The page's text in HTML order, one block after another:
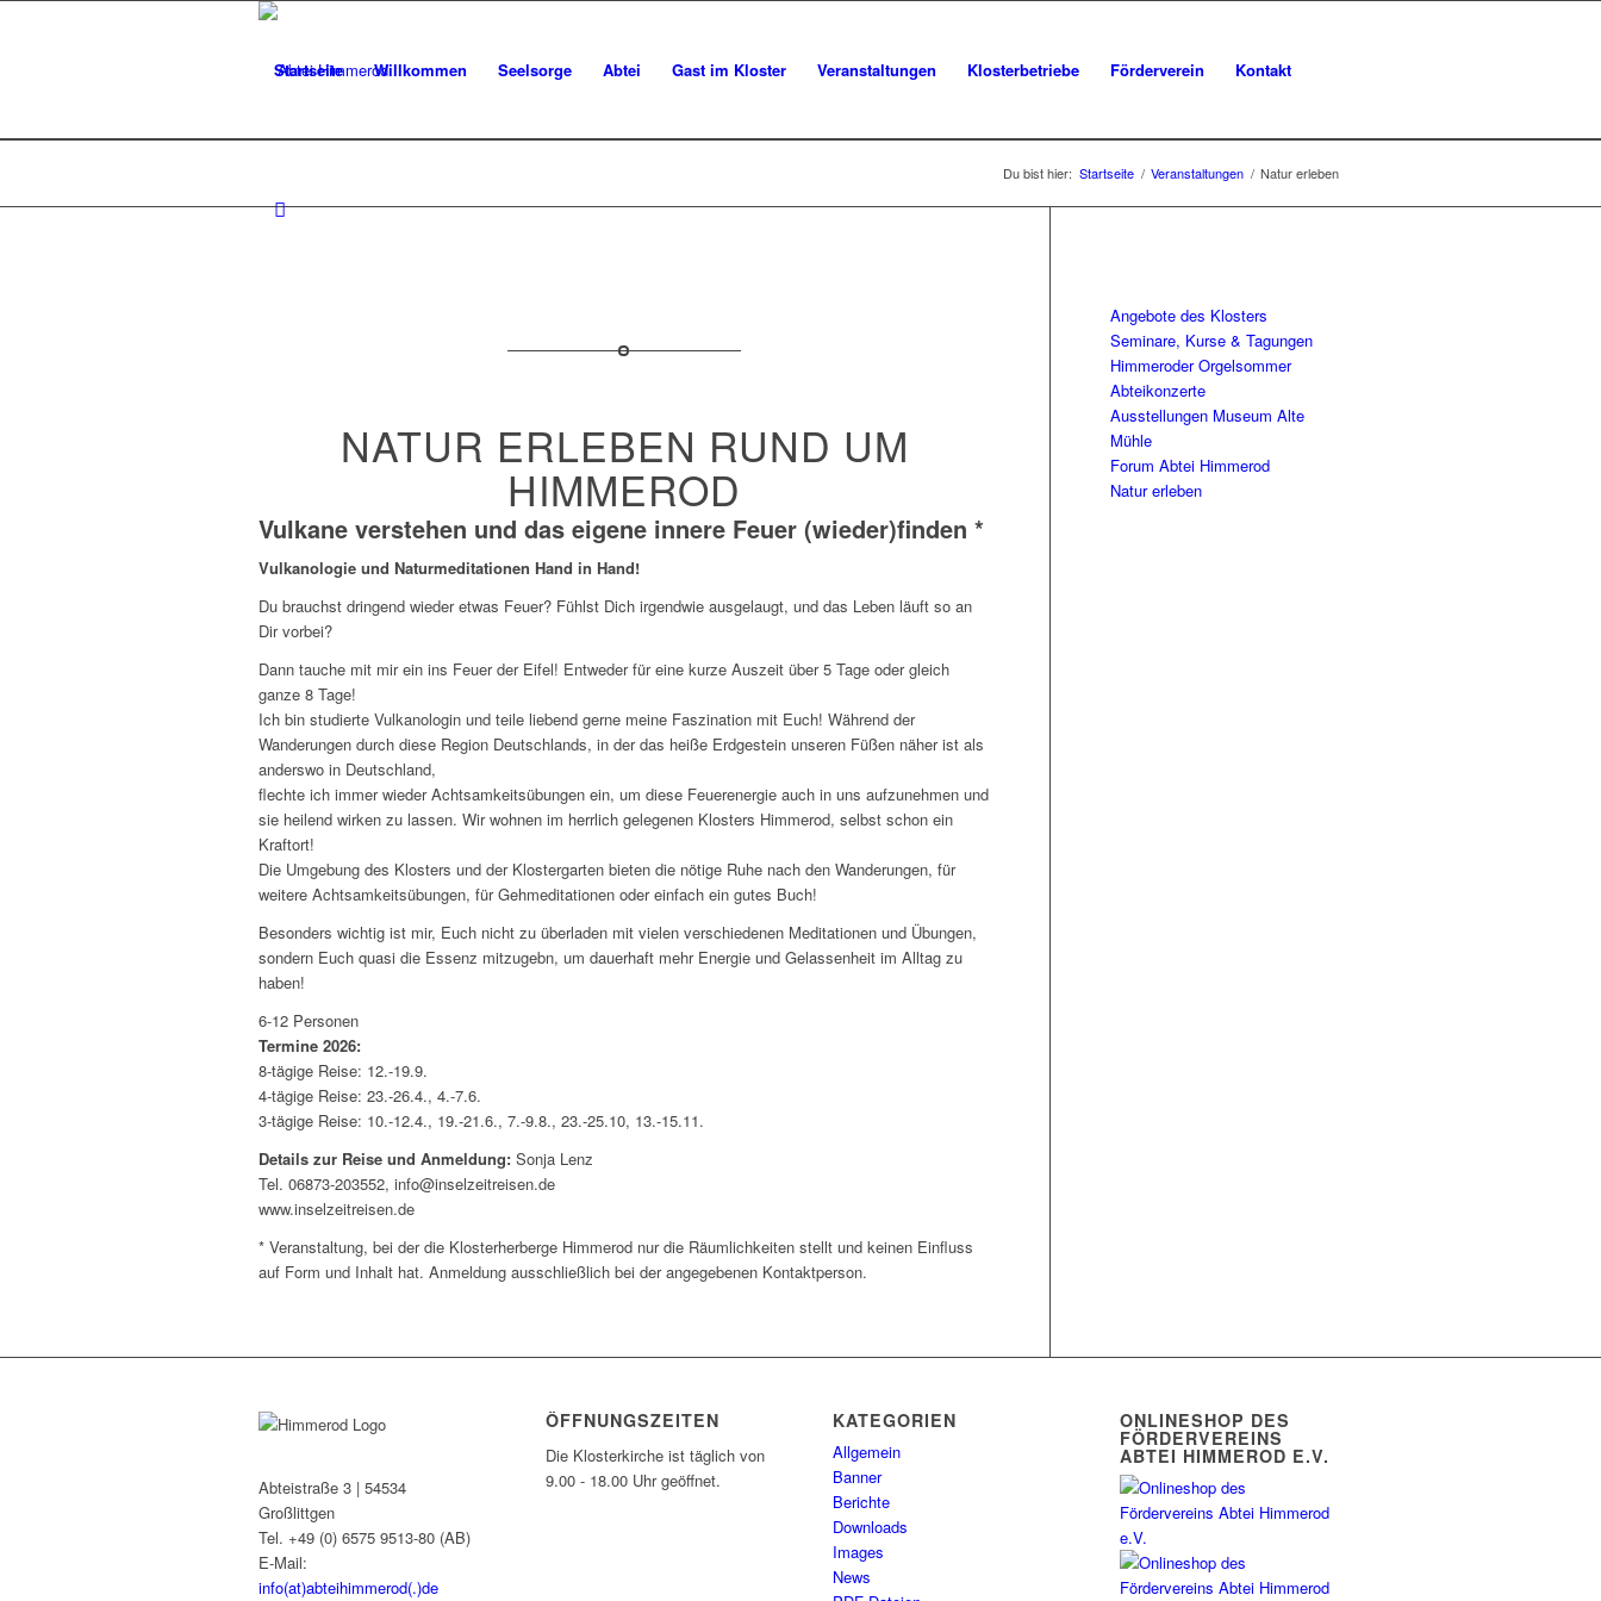
Startseite Willkommen Seelsorge Abtei Gast im Kloster Veranstaltungen Klosterbetriebe Förderverein Kontakt
Du bist hier: Startseite / Veranstaltungen / Natur erleben
NATUR ERLEBEN RUND UM
HIMMEROD
Vulkane verstehen und das eigene innere Feuer (wieder)finden *
Vulkanologie und Naturmeditationen Hand in Hand!
Du brauchst dringend wieder etwas Feuer? Fühlst Dich irgendwie ausgelaugt, und das Leben läuft so an
Dir vorbei?
Dann tauche mit mir ein ins Feuer der Eifel! Entweder für eine kurze Auszeit über 5 Tage oder gleich
ganze 8 Tage!
Ich bin studierte Vulkanologin und teile liebend gerne meine Faszination mit Euch! Während der
Wanderungen durch diese Region Deutschlands, in der das heiße Erdgestein unseren Füßen näher ist als
anderswo in Deutschland,
flechte ich immer wieder Achtsamkeitsübungen ein, um diese Feuerenergie auch in uns aufzunehmen und
sie heilend wirken zu lassen. Wir wohnen im herrlich gelegenen Klosters Himmerod, selbst schon ein
Kraftort!
Die Umgebung des Klosters und der Klostergarten bieten die nötige Ruhe nach den Wanderungen, für
weitere Achtsamkeitsübungen, für Gehmeditationen oder einfach ein gutes Buch!
Besonders wichtig ist mir, Euch nicht zu überladen mit vielen verschiedenen Meditationen und Übungen,
sondern Euch quasi die Essenz mitzugebn, um dauerhaft mehr Energie und Gelassenheit im Alltag zu
haben!
6-12 Personen
Termine 2026:
8-tägige Reise: 12.-19.9.
4-tägige Reise: 23.-26.4., 4.-7.6.
3-tägige Reise: 10.-12.4., 19.-21.6., 7.-9.8., 23.-25.10, 13.-15.11.
Details zur Reise und Anmeldung: Sonja Lenz
Tel. 06873-203552, info@inselzeitreisen.de
www.inselzeitreisen.de
* Veranstaltung, bei der die Klosterherberge Himmerod nur die Räumlichkeiten stellt und keinen Einfluss
auf Form und Inhalt hat. Anmeldung ausschließlich bei der angegebenen Kontaktperson.
Angebote des Klosters
Seminare, Kurse & Tagungen
Himmeroder Orgelsommer
Abteikonzerte
Ausstellungen Museum Alte
Mühle
Forum Abtei Himmerod
Natur erleben
Abteistraße 3 | 54534
Großlittgen
Tel. +49 (0) 6575 9513-80 (AB)
E-Mail:
info(at)abteihimmerod(.)de
ÖFFNUNGSZEITEN
Die Klosterkirche ist täglich von
9.00 - 18.00 Uhr geöffnet.
KATEGORIEN
Allgemein
Banner
Berichte
Downloads
Images
News
ONLINESHOP DES
FÖRDERVEREINS
ABTEI HIMMEROD E.V.